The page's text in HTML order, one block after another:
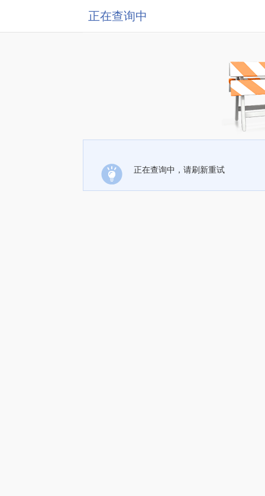
正在查询中
正在查询中，请刷新重试